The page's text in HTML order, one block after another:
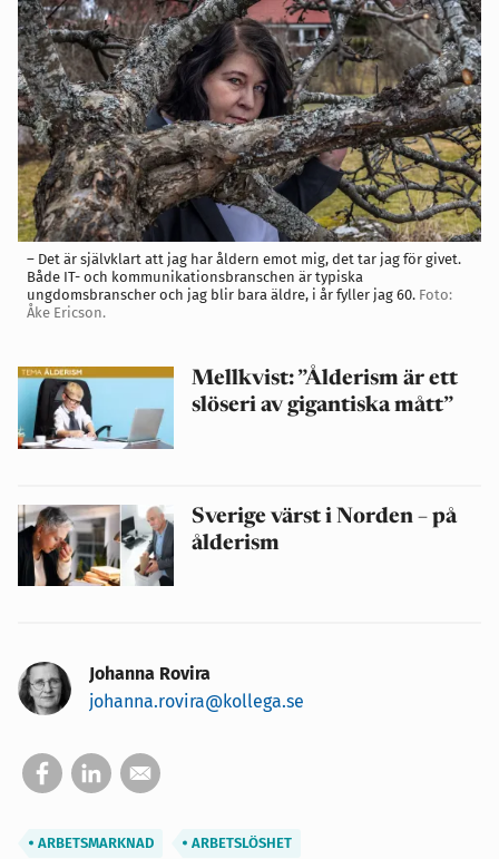
– Det är självklart att jag har åldern emot mig, det tar jag för givet.
Både IT- och kommunikationsbranschen är typiska
ungdomsbranscher och jag blir bara äldre, i år fyller jag 60. Foto:
Åke Ericson.
Mellkvist: ”Ålderism är ett
slöseri av gigantiska mått”
Sverige värst i Norden – på
ålderism
Johanna Rovira
johanna.rovira@kollega.se
ARBETSMARKNAD ARBETSLÖSHET